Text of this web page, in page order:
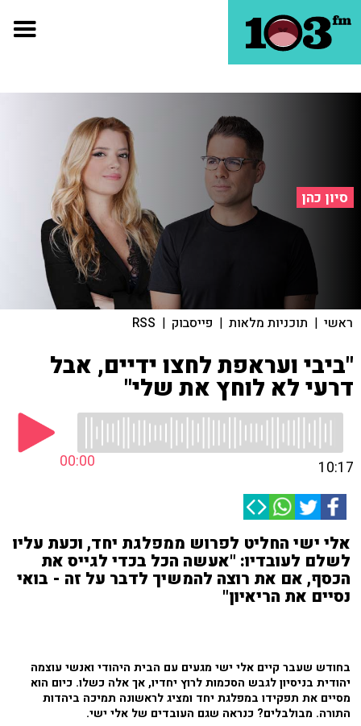
סיון כהן
ראשי | תוכניות מלאות | פייסבוק |
RSS
"ביבי ועראפת לחצו ידיים, אבל
דרעי לא לוחץ את שלי"
00:00 10:17
אלי ישי החליט לפרוש ממפלגת יחד, וכעת עליו
לשלם לעובדיו: "אעשה הכל בכדי לגייס את
הכסף, אם את רוצה להמשיך לדבר על זה - בואי
נסיים את הריאיון"
בחודש שעבר קיים אלי ישי מגעים עם הבית היהודי ואנשי עוצמה
יהודית בניסיון לגבש הסכמות לרוץ יחדיו, אך אלה כשלו. כיום הוא
מסיים את תפקידו במפלגת יחד ומציג לראשונה תמיכה ביהדות
התורה. מבולבלים? כנראה שגם העובדים של אלי ישי.